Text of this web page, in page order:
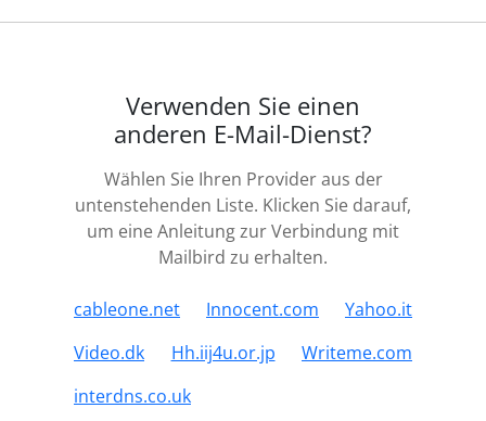
Verwenden Sie einen
anderen E-Mail-Dienst?
Wählen Sie Ihren Provider aus der
untenstehenden Liste. Klicken Sie darauf,
um eine Anleitung zur Verbindung mit
Mailbird zu erhalten.
cableone.net Innocent.com
Yahoo.it
Video.dk
Hh.iij4u.or.jp
Writeme.com
interdns.co.uk